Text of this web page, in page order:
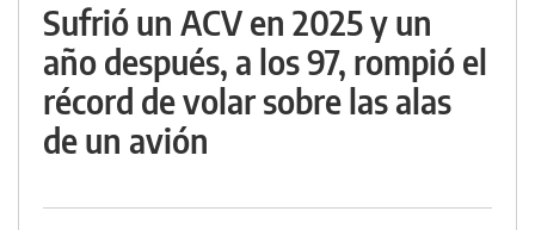
Sufrió un ACV en 2025 y un
año después, a los 97, rompió el
récord de volar sobre las alas
de un avión